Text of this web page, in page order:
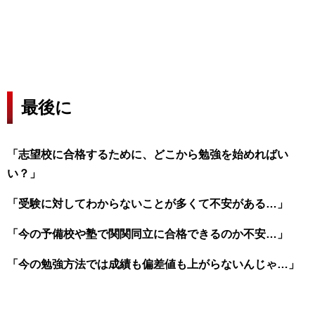
最後に
「志望校に合格するために、どこから勉強を始めればい
い？」
「受験に対してわからないことが多くて不安がある…」
「今の予備校や塾で関関同立に合格できるのか不安…」
「今の勉強方法では成績も偏差値も上がらないんじゃ…」